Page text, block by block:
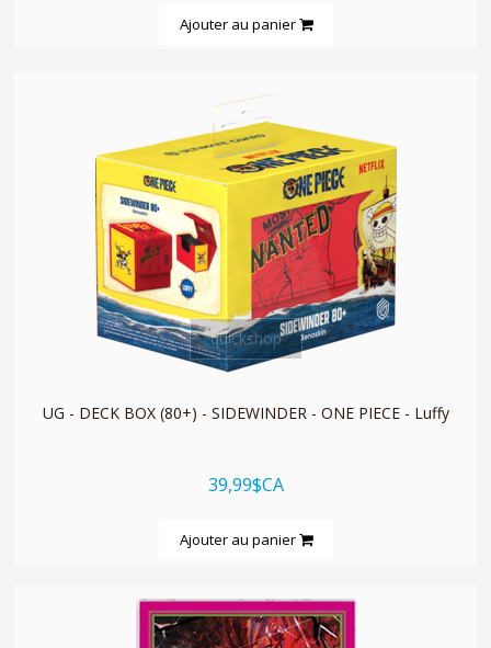
Ajouter au panier
quickshop
UG - DECK BOX (80+) - SIDEWINDER - ONE PIECE - Luffy
39,99$CA
Ajouter au panier